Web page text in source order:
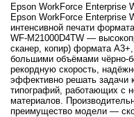
Epson WorkForce Enterprise
Epson WorkForce Enterprise
интенсивной печати
WF‑M21000D4TW —
сканер, копир) формата
большими объёмами
рекордную скорость,
эффективно решать задачи
типографий, работающих с
материалов.
преимущество модели —